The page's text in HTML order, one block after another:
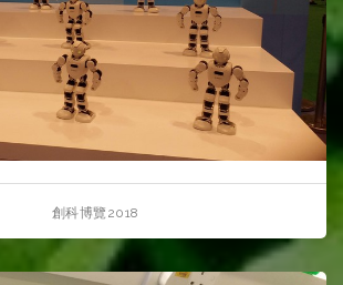
創科博覽2018